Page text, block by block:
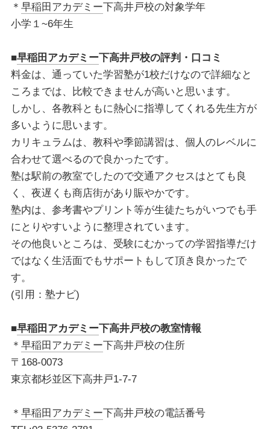
＊ 早稲田アカデミー下高井戸校の対象学年
小学１~6年生
■早稲田アカデミー下高井戸校の評判・口コミ
料金は、通っていた学習塾が1校だけなので詳細なと
ころまでは、比較できませんが高いと思います。
しかし、各教科ともに熱心に指導してくれる先生方が
多いように思います。
カリキュラムは、教科や季節講習は、個人のレベルに
合わせて選べるので良かったです。
塾は駅前の教室でしたので交通アクセスはとても良
く、夜遅くも商店街があり賑やかです。
塾内は、参考書やプリント等が生徒たちがいつでも手
にとりやすいように整理されています。
その他良いところは、受験にむかっての学習指導だけ
ではなく生活面でもサポートもして頂き良かったで
す。
(引用：塾ナビ)
■早稲田アカデミー下高井戸校の教室情報
＊ 早稲田アカデミー下高井戸校の住所
〒168-0073
東京都杉並区下高井戸1-7-7
＊ 早稲田アカデミー下高井戸校の電話番号